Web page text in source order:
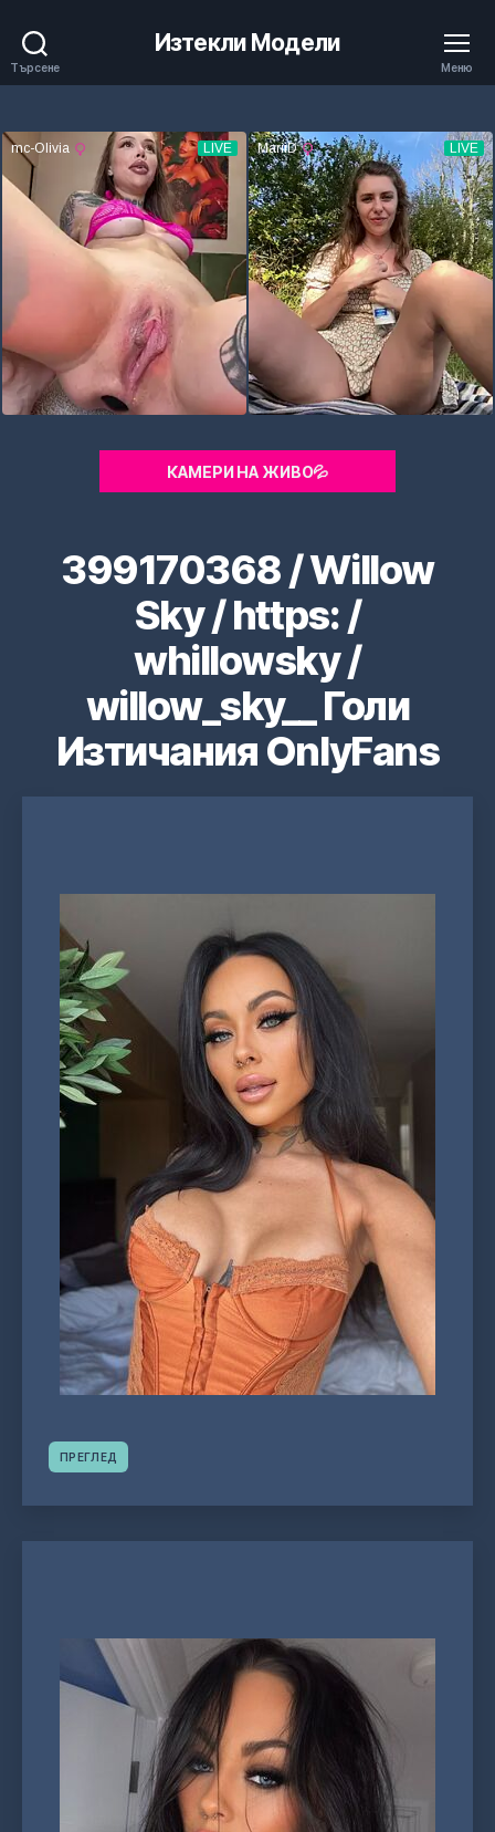
Търсене
Изтекли Модели
Меню
КАМЕРИ НА ЖИВО💦
399170368 / Willow
Sky / https: /
whillowsky /
willow_sky__ Голи
Изтичания OnlyFans
ПРЕГЛЕД